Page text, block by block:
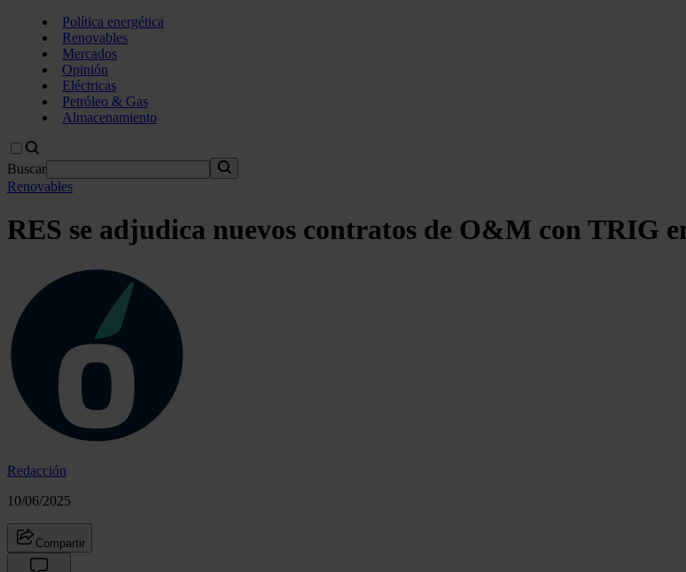
Política energética
Renovables
Mercados
Opinión
Eléctricas
Petróleo & Gas
Almacenamiento
Buscar
Renovables
RES se adjudica nuevos contratos de O&M con TRIG
Redacción
10/06/2025
Compartir